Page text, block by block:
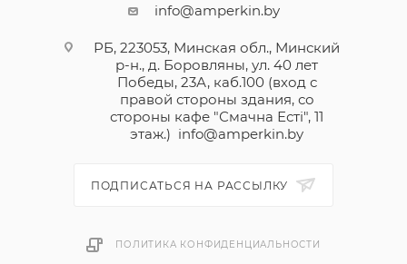
info@amperkin.by
РБ, 223053, Минская обл., Минский
р-н., д. Боровляны, ул. 40 лет
Победы, 23А, каб.100 (вход с
правой стороны здания, со
стороны кафе "Смачна Естi", 11
этаж.) info@amperkin.by
ПОДПИСАТЬСЯ НА РАССЫЛКУ
ПОЛИТИКА КОНФИДЕНЦИАЛЬНОСТИ